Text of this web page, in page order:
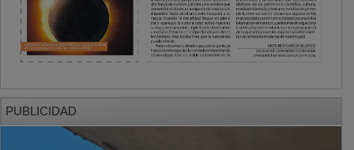
PUBLICIDAD